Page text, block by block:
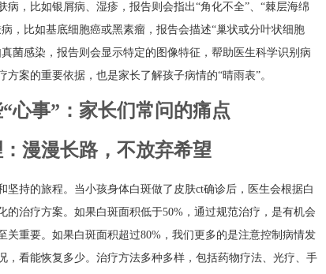
，比如银屑病、湿疹，报告则会指出“角化不全”、“棘层海绵
，比如基底细胞癌或黑素瘤，报告会描述“巢状或分叶状细胞
菌感染，报告则会显示特定的图像特征，帮助医生科学识别病
案的重要依据，也是家长了解孩子病情的“晴雨表”。
心事”：家长们常问的痛点
漫漫长路，不放弃希望
坚持的旅程。当小孩身体白斑做了皮肤ct确诊后，医生会根据白
的治疗方案。如果白斑面积低于50%，通过规范治疗，是有机会
关重要。如果白斑面积超过80%，我们更多的是注意控制病情发
，看能恢复多少。治疗方法多种多样，包括药物疗法、光疗、手